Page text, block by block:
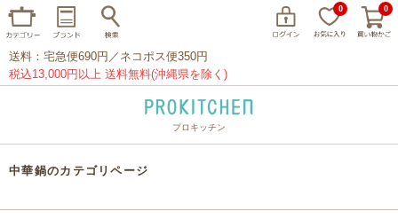
0 0
家事問屋 ウェック
プレート グラス カトラリー
送料：宅急便690円／ネコポス便350円
税込13,000円以上 送料無料(沖縄県を除く)
プロキッチン
中華鍋のカテゴリページ